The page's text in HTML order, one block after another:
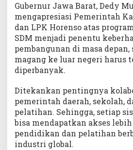
Gubernur Jawa Barat, Dedy
mengapresiasi Pemerintah
dan LPK Horenso atas
SDM menjadi penentu
pembangunan di masa
magang ke luar negeri harus
diperbanyak.
Ditekankan pentingnya
pemerintah daerah, sekolah,
pelatihan. Sehingga, setiap
bisa mendapatkan akses
pendidikan dan pelatihan
industri global.